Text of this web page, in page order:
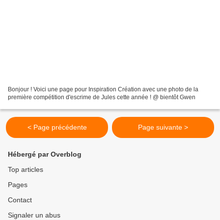
Bonjour ! Voici une page pour Inspiration Création avec une photo de la
première compétition d'escrime de Jules cette année ! @ bientôt Gwen
< Page précédente Page suivante >
Hébergé par Overblog
Top articles
Pages
Contact
Signaler un abus